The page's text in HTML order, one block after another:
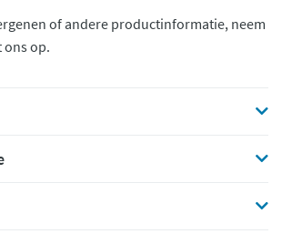
of andere productinformatie, neem
ons op.